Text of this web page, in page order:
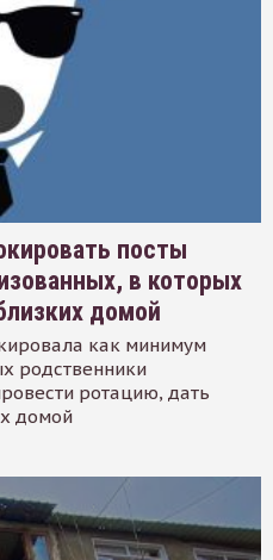
посты
в которых
домой
как минимум
родственники
ротацию, дать
домой